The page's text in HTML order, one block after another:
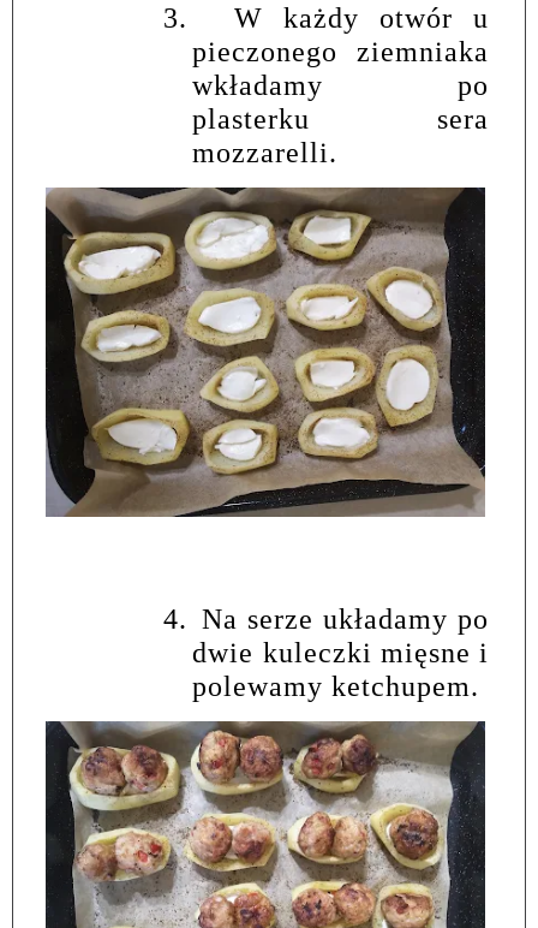
3.
W każdy otwór u
pieczonego ziemniaka
wkładamy po
plasterku sera
mozzarelli.
4. Na serze układamy po
dwie kuleczki mięsne i
polewamy ketchupem.